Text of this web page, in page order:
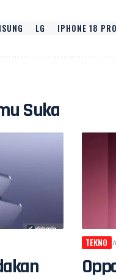
LG IPHONE 18 PRO
Suka
TEKNO